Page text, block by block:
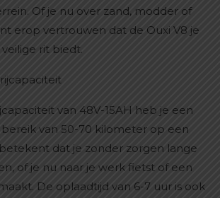
Of je nu over zand, modder of
erop vertrouwen dat de Ouxi V8 je
rit biedt.
van 48V-15AH heb je een
van 50-70 kilometer op een
dat je zonder zorgen lange
of je nu naar je werk fietst of een
De oplaadtijd van 6-7 uur is ook